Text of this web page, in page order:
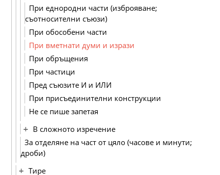
При еднородни части (изброяване;
съотносителни съюзи)
При обособени части
При вметнати думи и изрази
При обръщения
При частици
Пред съюзите И и ИЛИ
При присъединителни конструкции
Не се пише запетая
В сложното изречение
За отделяне на част от цяло (часове и минути;
дроби)
Тире